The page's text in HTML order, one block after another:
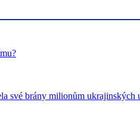
své brány milionům ukrajinských